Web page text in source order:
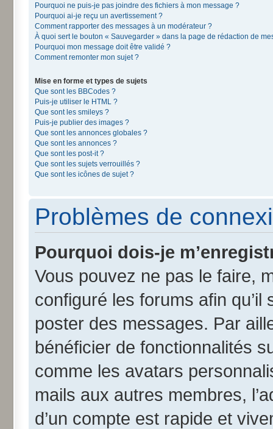
Pourquoi ne puis-je pas joindre des fichiers à mon message ?
Pourquoi ai-je reçu un avertissement ?
Comment rapporter des messages à un modérateur ?
À quoi sert le bouton « Sauvegarder » dans la page de rédaction de
Pourquoi mon message doit être validé ?
Comment remonter mon sujet ?
Mise en forme et types de sujets
Que sont les BBCodes ?
Puis-je utiliser le HTML ?
Que sont les smileys ?
Puis-je publier des images ?
Que sont les annonces globales ?
Que sont les annonces ?
Que sont les post-it ?
Que sont les sujets verrouillés ?
Que sont les icônes de sujet ?
Problèmes de
Pourquoi dois-je
Vous pouvez ne pas le faire,
configuré les forums afin
poster des messages. Par
bénéficier de fonctionnalités
comme les avatars
mails aux autres membres,
d’un compte est rapide et